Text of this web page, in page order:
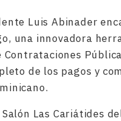
Luis Abinader
una innovadora
de los pagos y
Las Cariátides